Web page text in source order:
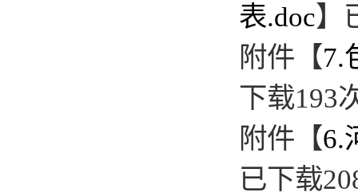
表.doc】
附件【7.
下载193
附件【6.
已下载